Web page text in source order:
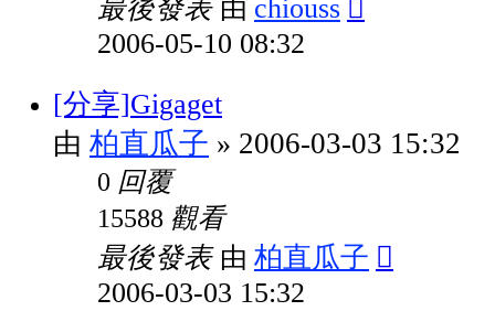
最後發表 由 chiouss
2006-05-10 08:32
[分享]Gigaget
由 柏直瓜子 » 2006-03-03 15:32
0 回覆
15588 觀看
最後發表 由 柏直瓜子
2006-03-03 15:32